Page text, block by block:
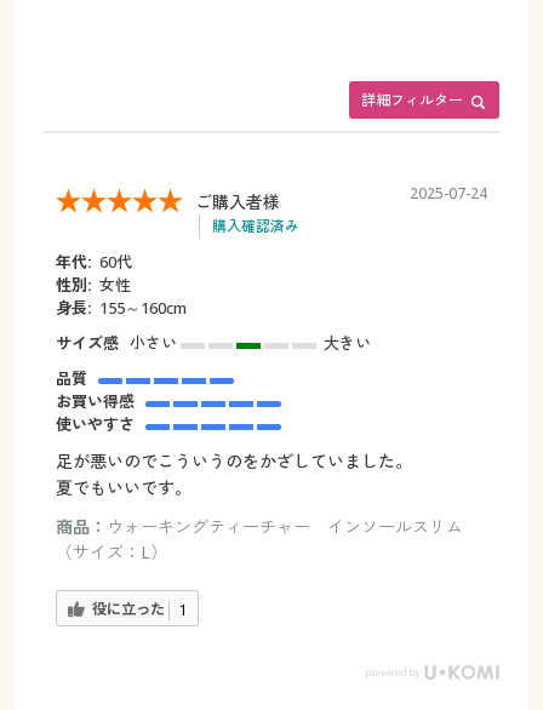
詳細フィルター
ご購入者様
購入確認済み
2025-07-24
年代: 60代
性別: 女性
身長: 155～160cm
サイズ感 小さい
大きい
品質
お買い得感
使いやすさ
足が悪いのでこういうのをかざしていました。
夏でもいいです。
商品： ウォーキングティーチャー インソールスリム
（サイズ：L）
役に立った 1